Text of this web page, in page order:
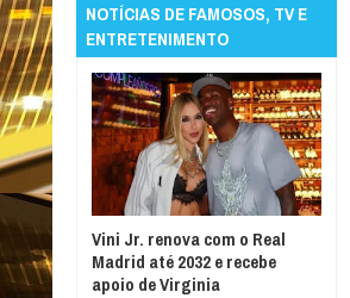
NOTÍCIAS DE FAMOSOS, TV E
ENTRETENIMENTO
Vini Jr. renova com o Real
Madrid até 2032 e recebe
apoio de Virginia